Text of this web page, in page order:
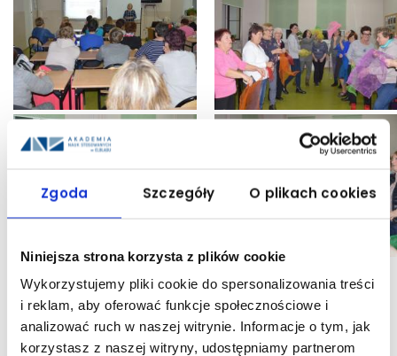
Zgoda Szczegóły O plikach cookies
Niniejsza strona korzysta z plików cookie
Wykorzystujemy pliki cookie do spersonalizowania treści
i reklam, aby oferować funkcje społecznościowe i
analizować ruch w naszej witrynie. Informacje o tym, jak
korzystasz z naszej witryny, udostępniamy partnerom
UDOSTĘPNIJ: